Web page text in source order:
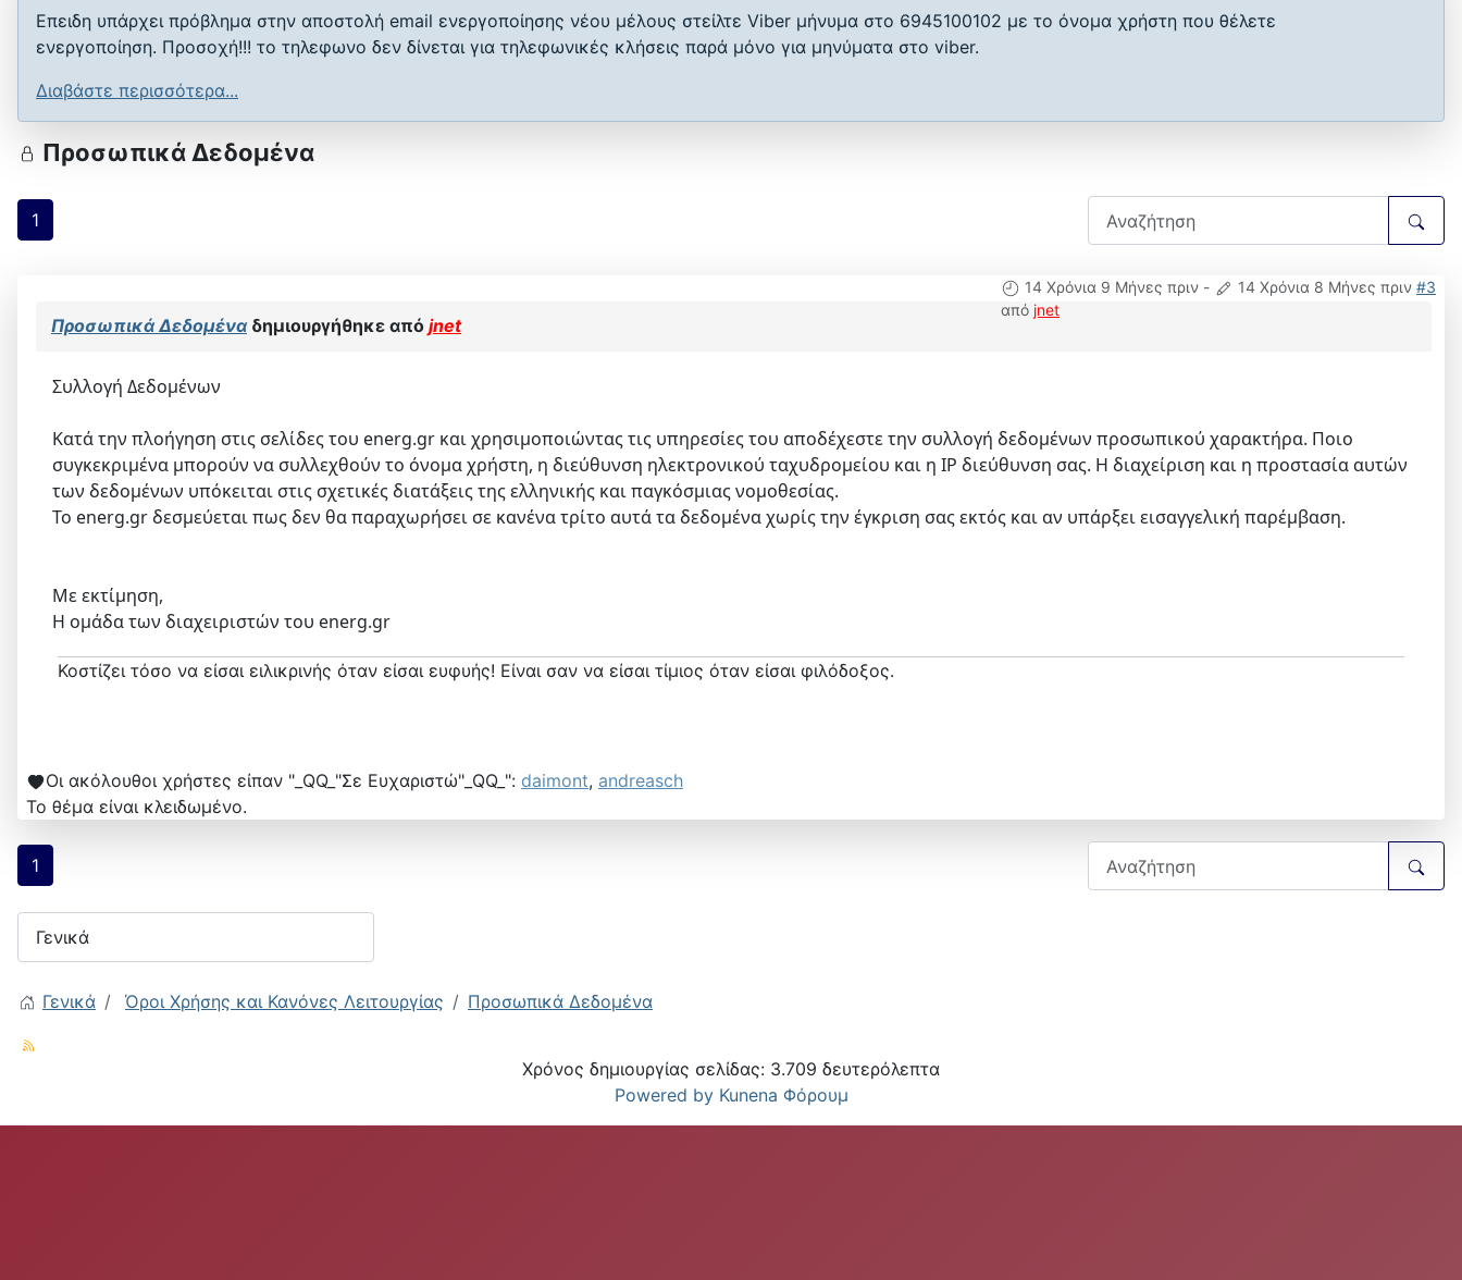
Επειδη υπάρχει πρόβλημα στην αποστολή email ενεργοποίησης νέου μέλους στείλτε Viber μήνυμα στο 6945100102 με το όνομα χρήστη που θέλετε
ενεργοποίηση. Προσοχή!!! το τηλεφωνο δεν δίνεται για τηλεφωνικές κλήσεις παρά μόνο για μηνύματα στο viber.
Διαβάστε περισσότερα...
Προσωπικά Δεδομένα
1
14 Χρόνια 9 Μήνες πριν - 14 Χρόνια 8 Μήνες πριν #3
από jnet
Προσωπικά Δεδομέναδημιουργήθηκε από jnet
Συλλογή Δεδομένων
Κατά την πλοήγηση στις σελίδες του energ.gr και χρησιμοποιώντας τις υπηρεσίες του αποδέχεστε την συλλογή δεδομένων προσωπικού χαρακτήρα. Ποιο
συγκεκριμένα μπορούν να συλλεχθούν το όνομα χρήστη, η διεύθυνση ηλεκτρονικού ταχυδρομείου και η IP διεύθυνση σας. Η διαχείριση και η προστασία αυτών
των δεδομένων υπόκειται στις σχετικές διατάξεις της ελληνικής και παγκόσμιας νομοθεσίας.
Το energ.gr δεσμεύεται πως δεν θα παραχωρήσει σε κανένα τρίτο αυτά τα δεδομένα χωρίς την έγκριση σας εκτός και αν υπάρξει εισαγγελική παρέμβαση.
Με εκτίμηση,
Η ομάδα των διαχειριστών του energ.gr
Κοστίζει τόσο να είσαι ειλικρινής όταν είσαι ευφυής! Είναι σαν να είσαι τίμιος όταν είσαι φιλόδοξος.
Οι ακόλουθοι χρήστες είπαν "_QQ_"Σε Ευχαριστώ"_QQ_": daimont, andreasch
Το θέμα είναι κλειδωμένο.
1
Γενικά Όροι Χρήσης και Κανόνες Λειτουργίας Προσωπικά Δεδομένα
Χρόνος δημιουργίας σελίδας: 3.709 δευτερόλεπτα
Powered by Kunena Φόρουμ